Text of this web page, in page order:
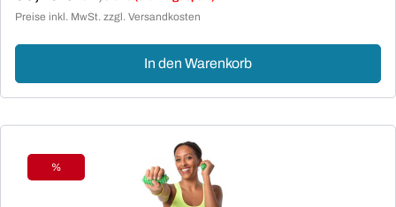
Verkaufspreis:
Preise inkl. MwSt. zzgl. Versandkosten
In den Warenkorb
Rabatt
%